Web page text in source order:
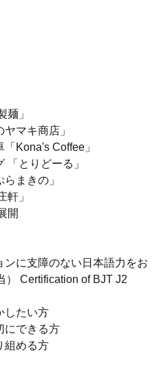
麺」
マキ商店」
Kona's Coffee」
「とりどーる」
まきの」
軒」
開
に支障のない日本語力をお
） Certification of BJT J2
したい方
にできる方
組める方